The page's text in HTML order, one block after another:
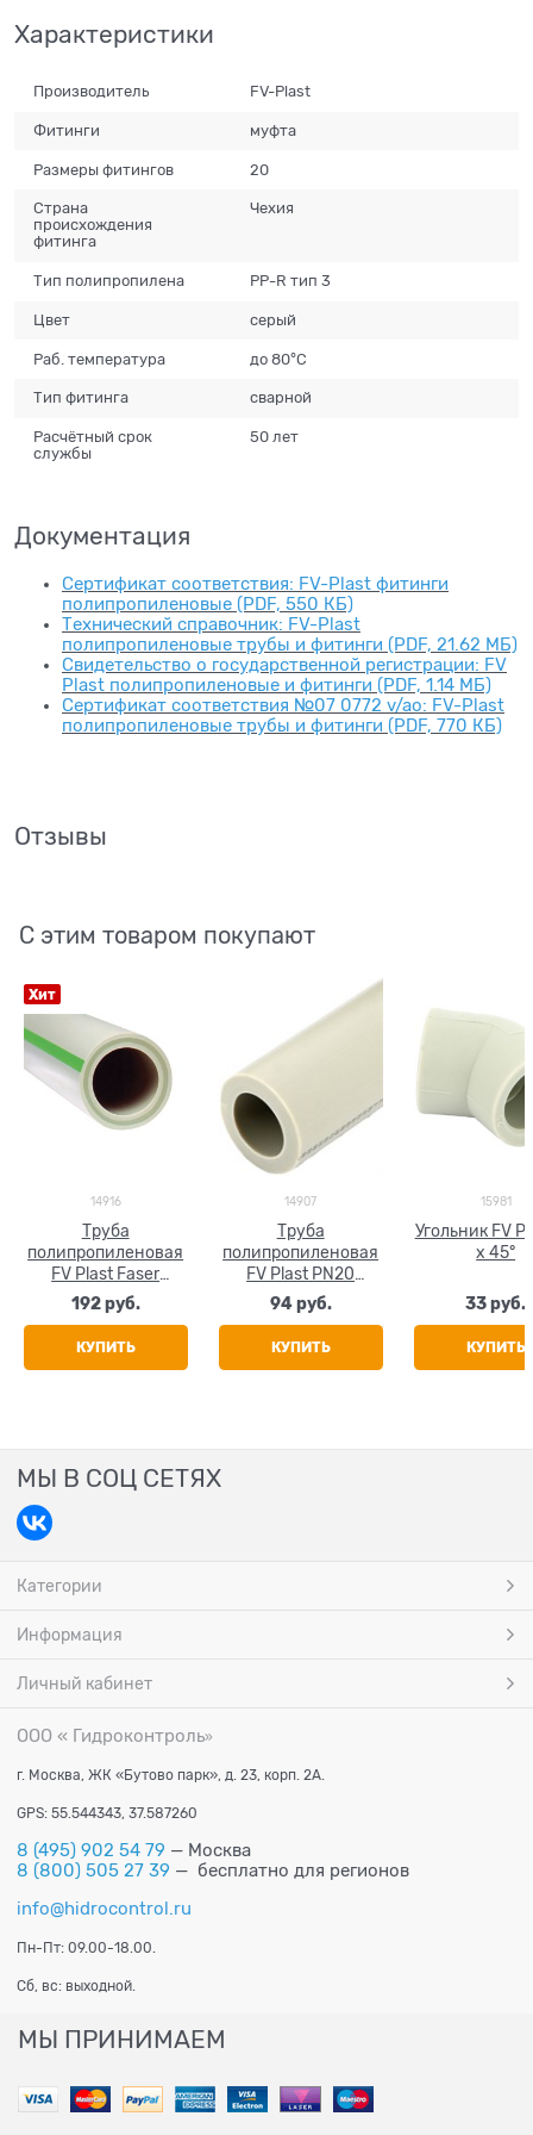
Характеристики
Производитель FV-Plast
Фитинги муфта
Размеры фитингов 20
Страна
происхождения
фитинга
Чехия
Тип полипропилена PP-R тип 3
Цвет серый
Раб. температура до 80°С
Тип фитинга сварной
Расчётный срок
службы
50 лет
Документация
Сертификат соответствия: FV-Plast фитинги
полипропиленовые (PDF, 550 КБ)
Технический справочник: FV-Plast
полипропиленовые трубы и фитинги (PDF, 21.62 МБ)
Свидетельство о государственной регистрации: FV
Plast полипропиленовые и фитинги (PDF, 1.14 МБ)
Сертификат соответствия №07 0772 v/ao: FV-Plast
полипропиленовые трубы и фитинги (PDF, 770 КБ)
Отзывы
С этим товаром покупают
Хит
14916
Труба
полипропиленовая
FV Plast Faser
(стекловолокно)
20x3.4
192 руб.
КУПИТЬ
14907
Труба
полипропиленовая
FV Plast PN20
20x3.4
94 руб.
КУПИТЬ
15981
Угольник FV
х 45°
33 руб.
КУПИТЬ
МЫ В СОЦ СЕТЯХ
Категории
Информация
Личный кабинет
ООО « Гидроконтроль»
г. Москва, ЖК «Бутово парк», д. 23, корп. 2А.
GPS: 55.544343, 37.587260
8 (495) 902 54 79 — Москва
8 (800) 505 27 39 — бесплатно для регионов
info@hidrocontrol.ru
Пн-Пт: 09.00-18.00.
Сб, вс: выходной.
МЫ ПРИНИМАЕМ